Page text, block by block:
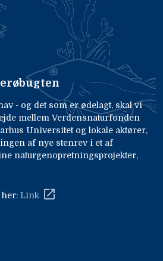
- og det som er ødelagt, skal vi
mellem Verdensnaturfonden
Universitet og lokale aktører,
af nye stenrev i et af
naturgenopretningsprojekter,
Link